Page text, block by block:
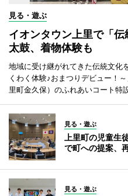
見る・遊ぶ
イオンタウン上里で「
太鼓、着物体験も
地域に受け継がれてきた伝統文化
くわく体験♪おまつりデビュー！
里町金久保）のふれあいコート特
見る・遊ぶ
上里町の児童
で町への提案、
見る・遊ぶ